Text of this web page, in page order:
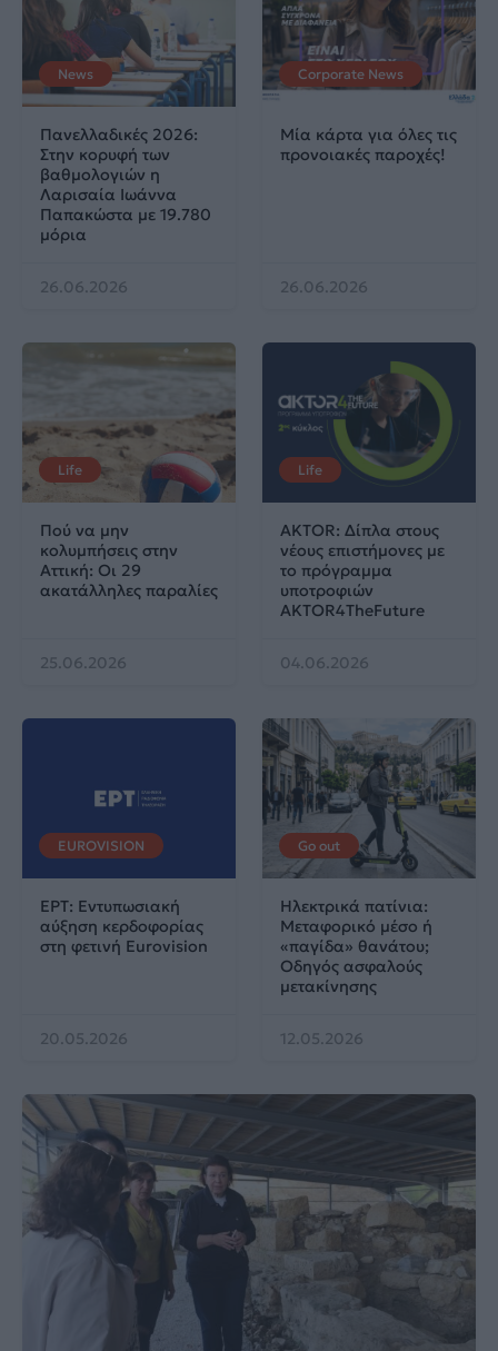
News
Πανελλαδικές 2026:
Στην κορυφή των
βαθμολογιών η
Λαρισαία Ιωάννα
Παπακώστα με 19.780
μόρια
26.06.2026
Corporate News
Μία κάρτα για όλες τις
προνοιακές παροχές!
26.06.2026
Life
Πού να μην
κολυμπήσεις στην
Αττική: Οι 29
ακατάλληλες παραλίες
25.06.2026
Life
AKTOR: Δίπλα στους
νέους επιστήμονες με
το πρόγραμμα
υποτροφιών
AKTOR4TheFuture
04.06.2026
EUROVISION
ΕΡΤ: Εντυπωσιακή
αύξηση κερδοφορίας
στη φετινή Eurovision
20.05.2026
Go out
Ηλεκτρικά πατίνια:
Μεταφορικό μέσο ή
«παγίδα» θανάτου;
Οδηγός ασφαλούς
μετακίνησης
12.05.2026